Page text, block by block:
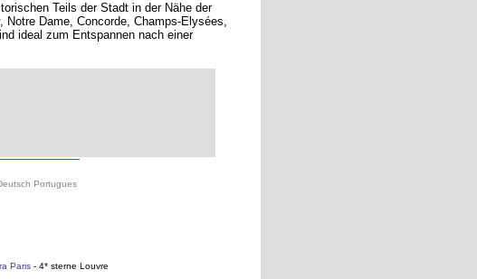
Teils der Stadt in der Nähe der
Notre Dame, Concorde, Champs-Elysées,
ideal zum Entspannen nach einer
Portugues
Paris- 4* sterne Louvre